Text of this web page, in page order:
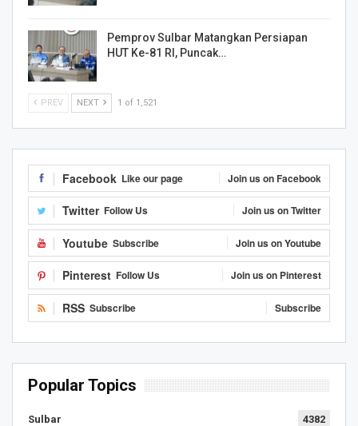
Pemprov Sulbar Matangkan Persiapan
HUT Ke-81 RI, Puncak…
PREV NEXT 1 of 1,521
Facebook Like our page Join us on Facebook
Twitter Follow Us Join us on Twitter
Youtube Subscribe Join us on Youtube
Pinterest Follow Us Join us on Pinterest
RSS Subscribe Subscribe
Popular Topics
Sulbar 4382